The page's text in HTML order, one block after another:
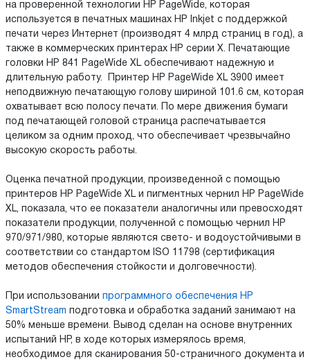
на проверенной технологии HP PageWide, которая
используется в печатных машинах HP Inkjet с поддержкой
печати через Интернет (производят 4 млрд страниц в год), а
также в коммерческих принтерах HP серии X. Печатающие
головки HP 841 PageWide XL обеспечивают надежную и
длительную работу. Принтер HP PageWide XL 3900 имеет
неподвижную печатающую голову шириной 101.6 см, которая
охватывает всю полосу печати. По мере движения бумаги
под печатающей головой страница распечатывается
целиком за одним проход, что обеспечивает чрезвычайно
высокую скорость работы.
Оценка печатной продукции, произведенной с помощью
принтеров HP PageWide XL и пигментных чернил HP PageWide
XL, показала, что ее показатели аналогичны или превосходят
показатели продукции, полученной с помощью чернил HP
970/971/980, которые являются свето- и водоустойчивыми в
соответствии со стандартом ISO 11798 (сертификация
методов обеспечения стойкости и долговечности).
При использовании
программного обеспечения HP
SmartStream подготовка и обработка заданий занимают на
50% меньше времени. Вывод сделан на основе внутренних
испытаний HP, в ходе которых измерялось время,
необходимое для сканирования 50-страничного документа и